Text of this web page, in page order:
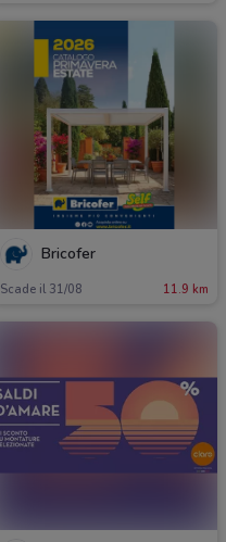
Bricofer
Scade il 31/08 11.9 km